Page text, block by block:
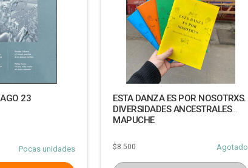
23
Pocas unidades
ESTA DANZA ES POR NOSOTRXS.
DIVERSIDADES ANCESTRALES
MAPUCHE
Agotado
$8.500